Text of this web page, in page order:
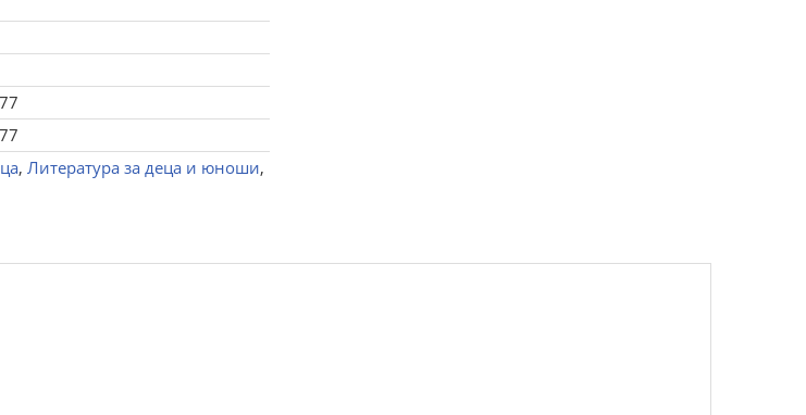
, Литература за деца и юноши,